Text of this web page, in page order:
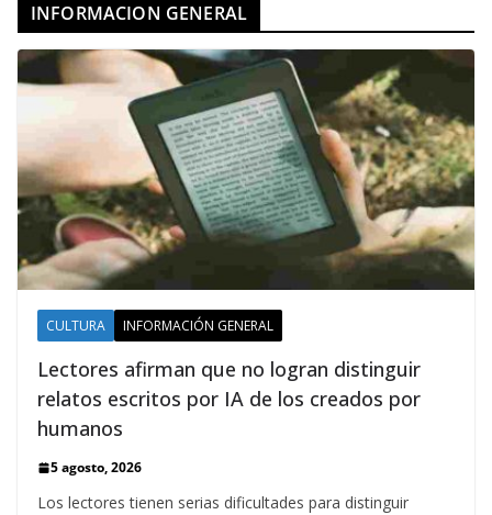
INFORMACION GENERAL
CULTURA INFORMACIÓN GENERAL
Lectores afirman que no logran distinguir
relatos escritos por IA de los creados por
humanos
5 agosto, 2026
Los lectores tienen serias dificultades para distinguir